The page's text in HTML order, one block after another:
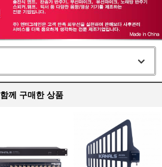
함께 구매한 상품